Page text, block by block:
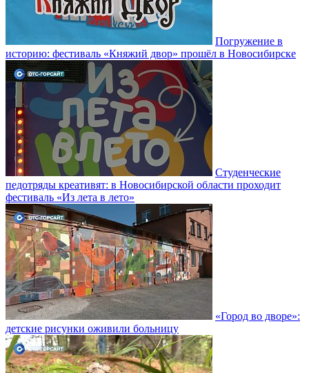
Погружение в
историю: фестиваль «Княжий двор» прошёл в Новосибирске
Студенческие
педотряды креативят: в Новосибирской области проходит
фестиваль «Из лета в лето»
«Город во дворе»:
детские рисунки оживили больницу